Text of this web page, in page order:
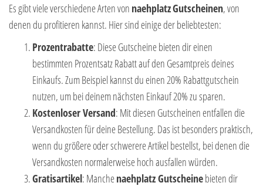
Es gibt viele verschiedene Arten von naehplatzGutscheinen, von
denen du profitieren kannst. Hier sind einige der beliebtesten:
Prozentrabatte: Diese Gutscheine bieten dir einen
bestimmten Prozentsatz Rabatt auf den Gesamtpreis deines
Einkaufs. Zum Beispiel kannst du einen 20% Rabattgutschein
nutzen, um bei deinem nächsten Einkauf 20% zu sparen.
Kostenloser Versand: Mit diesen Gutscheinen entfallen die
Versandkosten für deine Bestellung. Das ist besonders praktisch,
wenn du größere oder schwerere Artikel bestellst, bei denen die
Versandkosten normalerweise hoch ausfallen würden.
Gratisartikel: Manchenaehplatz Gutscheinebieten dir